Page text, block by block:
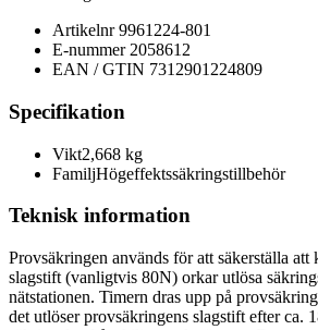
Artikelnr9961224-801
E-nummer2058612
EAN / GTIN 7312901224809
Specifikation
Vikt2,668 kg
FamiljHögeffektssäkringstillbehör
Teknisk information
Provsäkringen används för att säkerställa att
slagstift (vanligtvis 80N) orkar utlösa
nätstationen. Timern dras upp på
det utlöser provsäkringens slagstift efter ca.